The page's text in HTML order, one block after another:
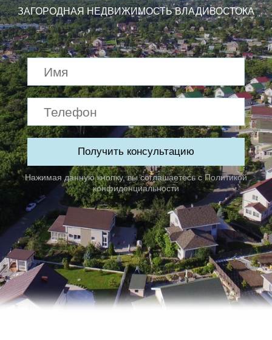
ЗАГОРОДНАЯ НЕДВИЖИМОСТЬ ВЛАДИВОСТОКА
Получить консультацию
Нажимая данную кнопку, вы соглашаетесь сПолитикой
конфиденциальности